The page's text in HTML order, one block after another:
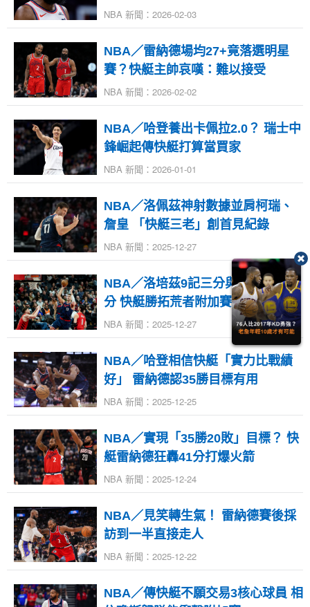
NBA 新聞：2026-02-03
NBA／雷納德場均27+竟落選明星
賽？快艇主帥哀嘆：難以接受
NBA 新聞：2026-02-02
NBA／哈登養出卡佩拉2.0？ 瑞士中
鋒崛起傳快艇打算當買家
NBA 新聞：2026-01-01
NBA／洛佩茲神射數據並肩柯瑞、
詹皇 「快艇三老」創首見紀錄
NBA 新聞：2025-12-27
NBA／洛培茲9記三分與雙星合砍93
分 快艇勝拓荒者附加賽有望
NBA 新聞：2025-12-27
NBA／哈登相信快艇「實力比戰績
好」 雷納德認35勝目標有用
NBA 新聞：2025-12-25
NBA／實現「35勝20敗」目標？ 快
艇雷納德狂轟41分打爆火箭
NBA 新聞：2025-12-24
NBA／見笑轉生氣！ 雷納德賽後採
訪到一半直接走人
NBA 新聞：2025-12-22
NBA／傳快艇不願交易3核心球員 相